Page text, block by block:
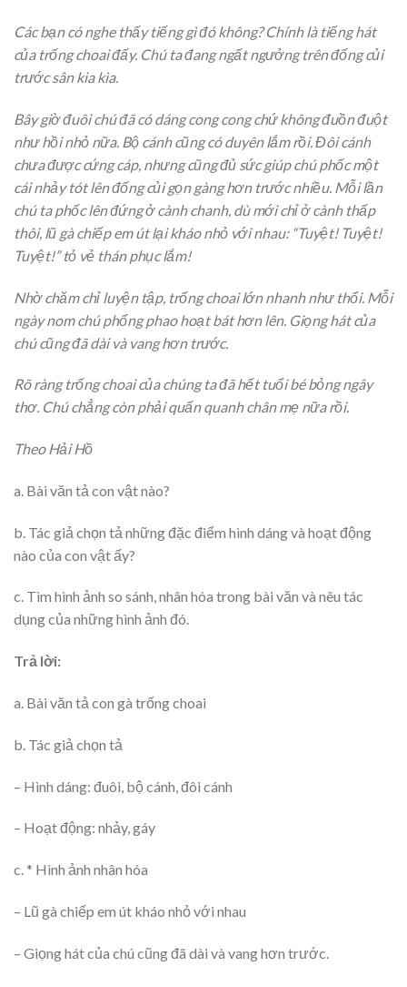
Các bạn có nghe thấy tiếng gì đó không? Chính là tiếng hát
của trống choai đấy. Chú ta đang ngất ngưởng trên đống củi
trước sân kia kìa.
Bây giờ đuôi chú đã có dáng cong cong chứ không đuồn đuột
như hồi nhỏ nữa. Bộ cánh cũng có duyên lắm rồi. Đôi cánh
chưa được cứng cáp, nhưng cũng đủ sức giúp chú phốc một
cái nhảy tót lên đống củi gọn gàng hơn trước nhiều. Mỗi lần
chú ta phốc lên đứng ở cành chanh, dù mới chỉ ở cành thấp
thôi, lũ gà chiếp em út lại kháo nhỏ với nhau: “Tuyệt! Tuyệt!
Tuyệt!” tỏ vẻ thán phục lắm!
Nhờ chăm chỉ luyện tập, trống choai lớn nhanh như thổi. Mỗi
ngày nom chú phổng phao hoạt bát hơn lên. Giọng hát của
chú cũng đã dài và vang hơn trước.
Rõ ràng trống choai của chúng ta đã hết tuổi bé bỏng ngây
thơ. Chú chẳng còn phải quấn quanh chân mẹ nữa rồi.
Theo Hải Hồ
a. Bài văn tả con vật nào?
b. Tác giả chọn tả những đặc điểm hình dáng và hoạt động
nào của con vật ấy?
c. Tìm hình ảnh so sánh, nhân hóa trong bài văn và nêu tác
dụng của những hình ảnh đó.
Trả lời:
a. Bài văn tả con gà trống choai
b. Tác giả chọn tả
– Hình dáng: đuôi, bộ cánh, đôi cánh
– Hoạt động: nhảy, gáy
c. * Hình ảnh nhân hóa
– Lũ gà chiếp em út kháo nhỏ với nhau
– Giọng hát của chú cũng đã dài và vang hơn trước.